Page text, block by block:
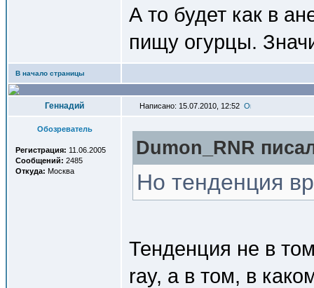
А то будет как в
пищу огурцы.
В начало страницы
Геннадий Написано: 15.07.2010, 12:52
Обозреватель
Регистрация: 11.06.2005
Сообщений: 2485
Откуда: Москва
Dumon_RNR
Но тенденция
Тенденция не в
ray, а в том, в